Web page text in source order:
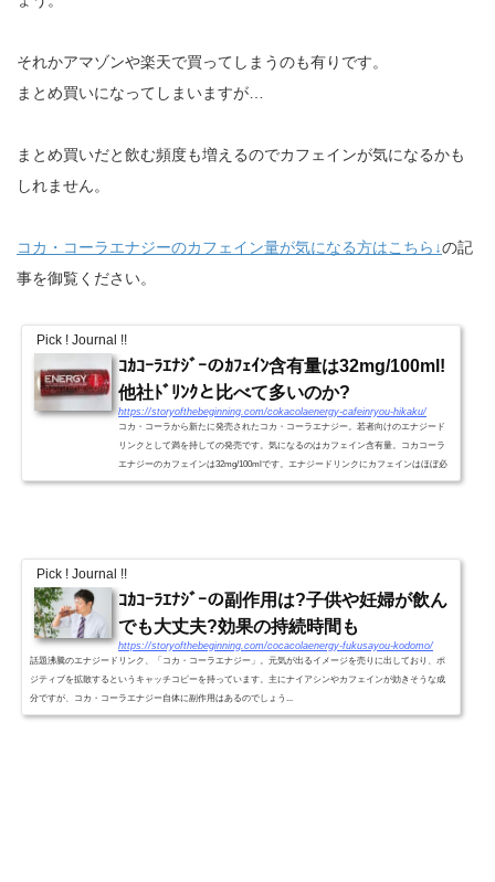
それかアマゾンや楽天で買ってしまうのも有りです。
まとめ買いになってしまいますが…
まとめ買いだと飲む頻度も増えるのでカフェインが気になるかも
しれません。
コカ・コーラエナジーのカフェイン量が気になる方はこちら↓の記
事を御覧ください。
Pick ! Journal !!
ｺｶｺｰﾗｴﾅｼﾞｰのｶﾌｪｲﾝ含有量は32mg/100ml!
他社ﾄﾞﾘﾝｸと比べて多いのか?
https://storyofthebeginning.com/cokacolaenergy-cafeinryou-hikaku/
コカ・コーラから新たに発売されたコカ・コーラエナジー。若者向けのエナジード
リンクとして満を持しての発売です。気になるのはカフェイン含有量。コカコーラ
エナジーのカフェインは32mg/100mlです。エナジードリンクにカフェインはほぼ必
須ですが、カフェイン中毒...
Pick ! Journal !!
ｺｶｺｰﾗｴﾅｼﾞｰの副作用は?子供や妊婦が飲ん
でも大丈夫?効果の持続時間も
https://storyofthebeginning.com/cocacolaenergy-fukusayou-kodomo/
話題沸騰のエナジードリンク、「コカ・コーラエナジー」。元気が出るイメージを売りに出しており、ポ
ジティブを拡散するというキャッチコピーを持っています。主にナイアシンやカフェインが効きそうな成
分ですが、コカ・コーラエナジー自体に副作用はあるのでしょう...